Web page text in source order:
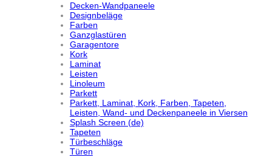
Decken-Wandpaneele
Designbeläge
Farben
Ganzglastüren
Garagentore
Kork
Laminat
Leisten
Linoleum
Parkett
Parkett, Laminat, Kork, Farben, Tapeten,
Leisten, Wand- und Deckenpaneele in Viersen
Splash Screen (de)
Tapeten
Türbeschläge
Türen